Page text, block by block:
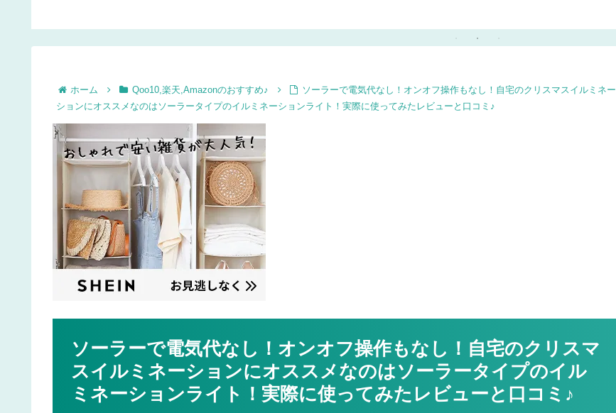
インテリアやテーブルデ
グで簡単おしゃれに♪
メントや飾りを手作りし
てみよう♪
ホーム Qoo10,楽天,Amazonのおすすめ♪
ソーラーで電気代なし！オンオフ操作もなし！自宅のクリスマスイルミネー
ションにオススメなのはソーラータイプのイルミネーションライト！実際に使ってみたレビューと口コミ♪
ソーラーで電気代なし！オンオフ操作もなし！自宅のクリスマ
スイルミネーションにオススメなのはソーラータイプのイル
ミネーションライト！実際に使ってみたレビューと口コミ♪